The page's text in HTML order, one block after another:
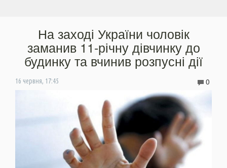
На заході України чоловік
заманив 11-річну дівчинку до
будинку та вчинив розпусні дії
16 червня, 17:45 0